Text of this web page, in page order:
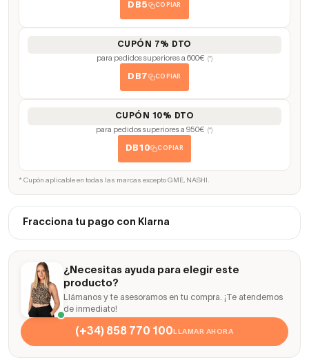
DB5 COPIAR
CUPÓN 7% DTO
para pedidos superiores a 600€ (*)
DB7 COPIAR
CUPÓN 10% DTO
para pedidos superiores a 950€ (*)
DB10 COPIAR
* Cupón aplicable en todas las marcas excepto GME, NASHI.
Fracciona tu pago con Klarna
¿Necesitas ayuda para elegir este
producto?
Llámanos y te asesoramos en tu compra. ¡Te atendemos
de inmediato!
(+34) 858 770 100LLAMAR AHORA